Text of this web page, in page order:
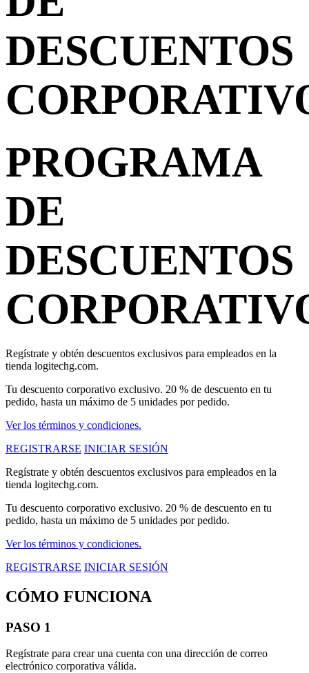
DESCUENTOS
PROGRAMA
DE
DESCUENTOS
Regístrate y obtén descuentos exclusivos para empleados en la
tienda logitechg.com.
Tu descuento corporativo exclusivo. 20 % de descuento en tu
pedido, hasta un máximo de 5 unidades por pedido.
Ver los términos y condiciones.
REGISTRARSE INICIAR SESIÓN
Regístrate y obtén descuentos exclusivos para empleados en la
tienda logitechg.com.
Tu descuento corporativo exclusivo. 20 % de descuento en tu
pedido, hasta un máximo de 5 unidades por pedido.
Ver los términos y condiciones.
REGISTRARSE INICIAR SESIÓN
CÓMO FUNCIONA
PASO 1
Regístrate para crear una cuenta con una dirección de correo
electrónico corporativa válida.